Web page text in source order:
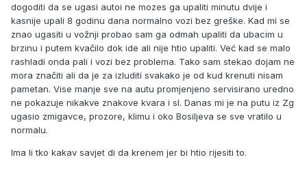
dogoditi da se ugasi autoi ne mozes ga upaliti minutu dvije i
kasnije upali 8 godinu dana normalno vozi bez greške. Kad mi se
znao ugasiti u vožnji probao sam ga odmah upaliti da ubacim u
brzinu i putem kvačilo dok ide ali nije htio upaliti. Već kad se malo
rashladi onda pali i vozi bez problema. Tako sam stekao dojam ne
mora značiti ali da je za izluditi svakako je od kud krenuti nisam
pametan. Vise manje sve na autu promjenjeno servisirano uredno
ne pokazuje nikakve znakove kvara i sl. Danas mi je na putu iz Zg
ugasio zmigavce, prozore, klimu i oko Bosiljeva se sve vratilo u
normalu.
Ima li tko kakav savjet di da krenem jer bi htio rijesiti to.